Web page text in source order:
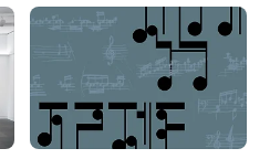
한 바 있다. 국립
는 조선시대 화가
현실을 지나 이상